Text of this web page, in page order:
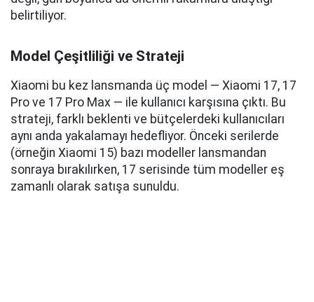
belirtiliyor.
Model Çeşitliliği ve Strateji
Xiaomi bu kez lansmanda üç model — Xiaomi 17, 17
Pro ve 17 Pro Max — ile kullanıcı karşısına çıktı. Bu
strateji, farklı beklenti ve bütçelerdeki kullanıcıları
aynı anda yakalamayı hedefliyor. Önceki serilerde
(örneğin Xiaomi 15) bazı modeller lansmandan
sonraya bırakılırken, 17 serisinde tüm modeller eş
zamanlı olarak satışa sunuldu.